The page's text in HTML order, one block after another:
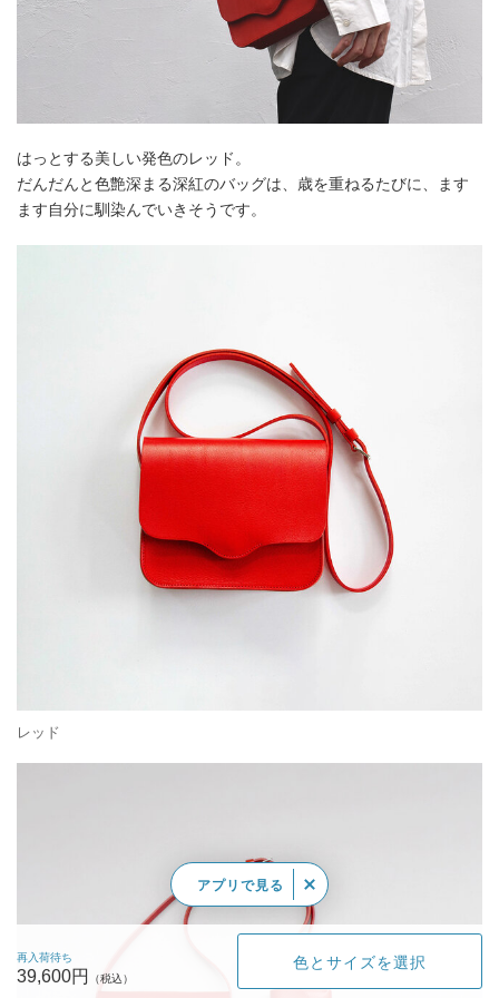
はっとする美しい発色のレッド。
だんだんと色艶深まる深紅のバッグは、歳を重ねるたびに、ます
ます自分に馴染んでいきそうです。
レッド
再入荷待ち
39,600円
色とサイズを選択
アプリで見る